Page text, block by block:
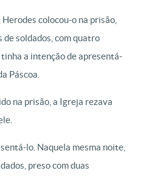
colocou-o na prisão,
soldados, com quatro
a intenção de apresentá-
Páscoa.
na prisão, a Igreja rezava
lo. Naquela mesma noite,
preso com duas